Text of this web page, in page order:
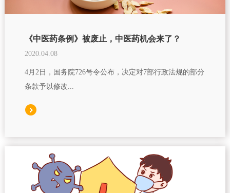
《中医药条例》被废止，中医药机会来了？
2020.04.08
4月2日，国务院726号令公布，决定对7部行政法规的部分
条款予以修改...